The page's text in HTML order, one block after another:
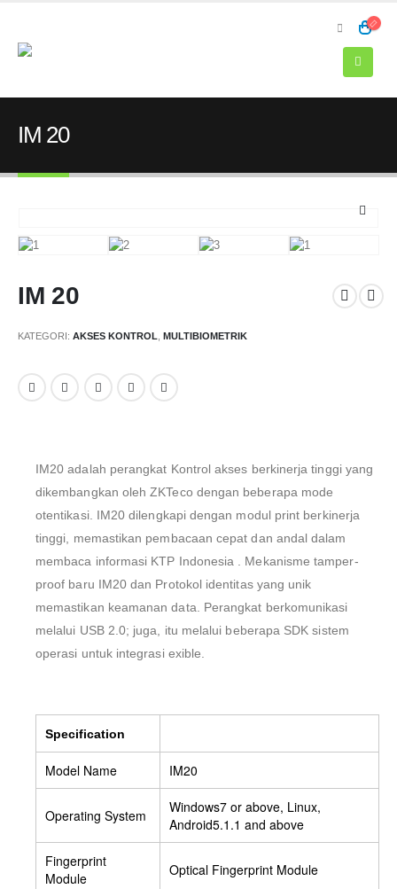
IM 20
IM 20
KATEGORI: AKSES KONTROL MULTIBIOMETRIK
IM20 adalah perangkat Kontrol akses berkinerja tinggi yang
dikembangkan oleh ZKTeco dengan beberapa mode
otentikasi. IM20 dilengkapi dengan modul print berkinerja
tinggi, memastikan pembacaan cepat dan andal dalam
membaca informasi KTP Indonesia . Mekanisme tamper-
proof baru IM20 dan Protokol identitas yang unik
memastikan keamanan data. Perangkat berkomunikasi
melalui USB 2.0; juga, itu melalui beberapa SDK sistem
operasi untuk integrasi exible.
Specification
Model Name IM20
Operating System
Windows7 or above, Linux,
Android5.1.1 and above
Fingerprint
Module
Optical Fingerprint Module